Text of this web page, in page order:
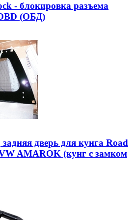
- блокировка разъема
(ОБД)
задняя дверь для кунга Road
AMAROK (кунг с замком